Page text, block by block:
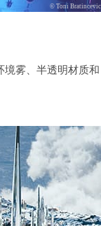
© Toni Bratincevic
境雾、半透明材质和